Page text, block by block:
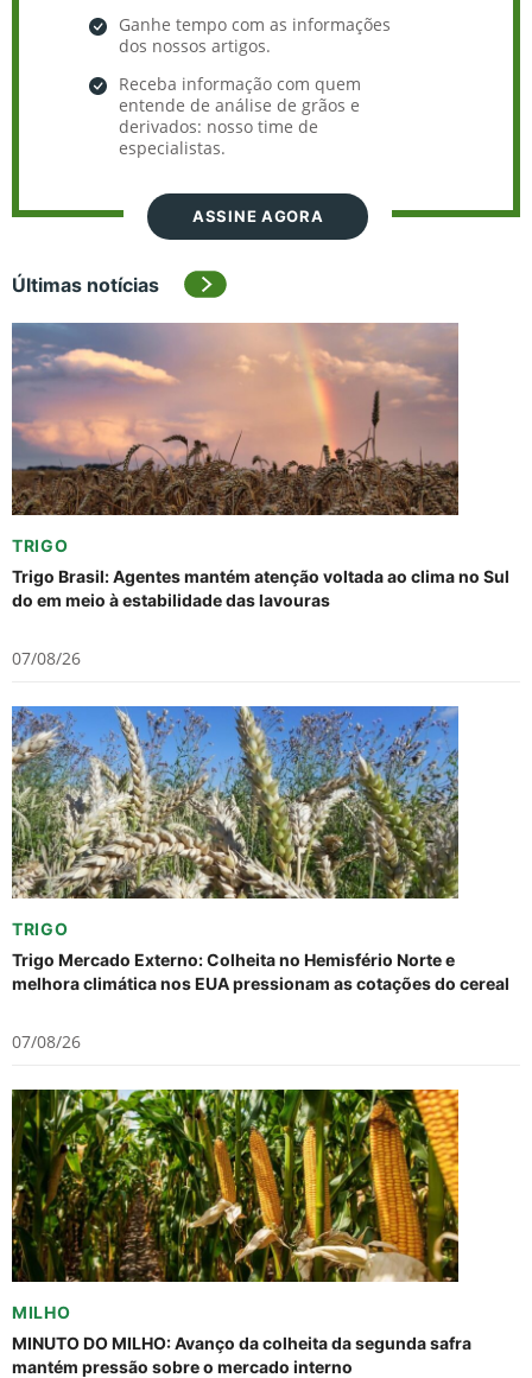
Ganhe tempo com as informações
dos nossos artigos.
Receba informação com quem
entende de análise de grãos e
derivados: nosso time de
especialistas.
ASSINE AGORA
Últimas notícias
TRIGO
Trigo Brasil: Agentes mantém atenção voltada ao clima no Sul
do em meio à estabilidade das lavouras
07/08/26
TRIGO
Trigo Mercado Externo: Colheita no Hemisfério Norte e
melhora climática nos EUA pressionam as cotações do cereal
07/08/26
MILHO
MINUTO DO MILHO: Avanço da colheita da segunda safra
mantém pressão sobre o mercado interno